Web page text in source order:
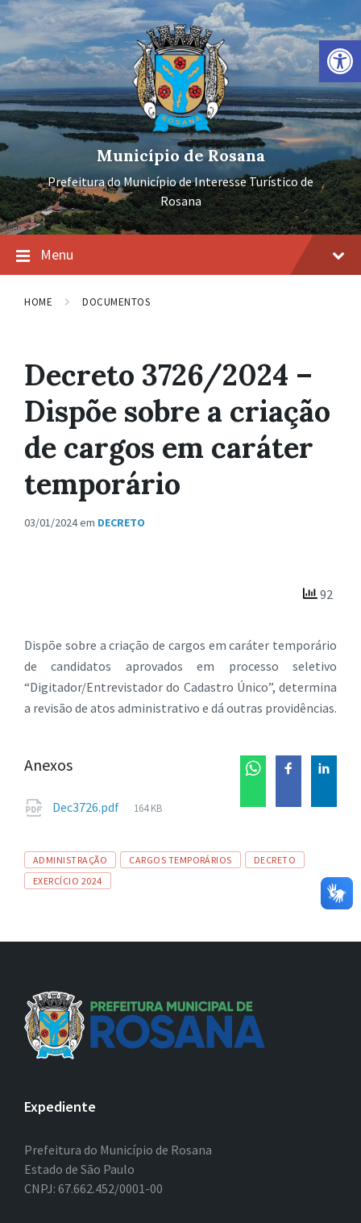
Barra de Ferramentas Aberta
Ir
para
conteúdo
Pular
para
navegação
principal
Pular
para
rodapé
Município de Rosana
Prefeitura do Município de Interesse Turístico de
Rosana
Menu
HOME DOCUMENTOS
Decreto 3726/2024 –
Dispõe sobre a criação
de cargos em caráter
temporário
03/01/2024em DECRETO
92
Dispõe sobre a criação de cargos em caráter temporário
de candidatos aprovados em processo seletivo
“Digitador/Entrevistador do Cadastro Único”, determina
a revisão de atos administrativo e dá outras providências.
Anexos
Dec3726.pdf
Tamanho
164 KB
Tags
ADMINISTRAÇÃO CARGOS TEMPORÁRIOS
DECRETO
EXERCÍCIO 2024
Expediente
Prefeitura do Município de Rosana
Estado de São Paulo
CNPJ: 67.662.452/0001-00